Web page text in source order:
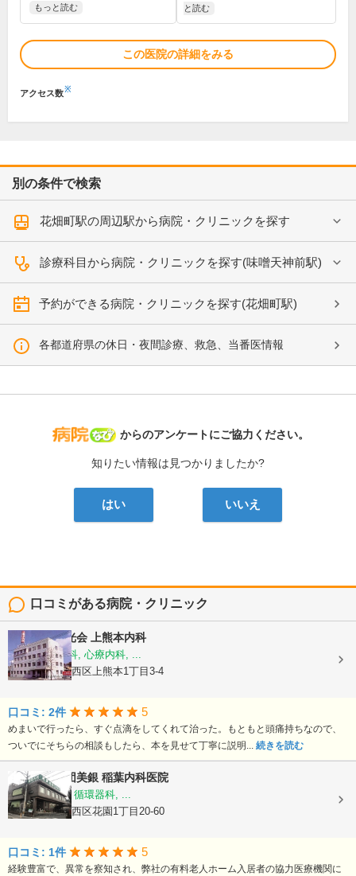
もっと読む と読む
この医院の詳細をみる
アクセス数※
別の条件で検索
花畑町駅の周辺駅から病院・クリニックを探す
診療科目から病院・クリニックを探す(味噌天神前駅)
予約ができる病院・クリニックを探す(花畑町駅)
各都道府県の休日・夜間診療、救急、当番医情報
病院なび
からのアンケートにご協力ください。
知りたい情報は見つかりましたか?
はい いいえ
口コミがある病院・クリニック
医療法人陽光会 上熊本内科
内科, 神経内科, 心療内科, ...
熊本県熊本市西区上熊本1丁目3-4
口コミ: 2件 5
めまいで行ったら、すぐ点滴をしてくれて治った。もともと頭痛持ちなので、
ついでにそちらの相談もしたら、本を見せて丁寧に説明... 続きを読む
医療法人社団美銀 稲葉内科医院
内科, 胃腸科, 循環器科, ...
熊本県熊本市西区花園1丁目20-60
口コミ: 1件 5
経験豊富で、異常を察知され、弊社の有料老人ホーム入居者の協力医療機関に